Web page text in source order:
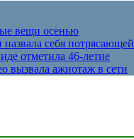
вещи осенью
себя потрясающей
отметила 46-летие
вызвала ажиотаж в сети